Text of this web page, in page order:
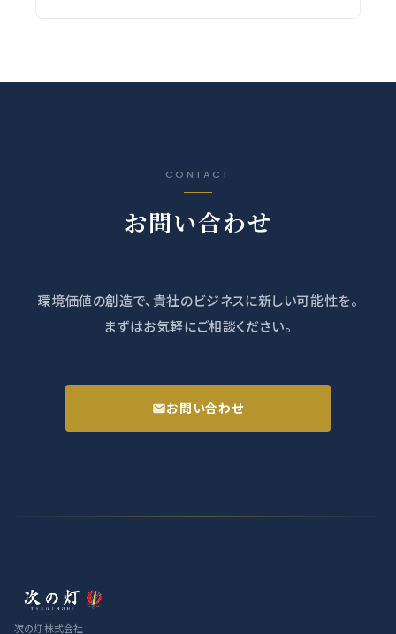
CONTACT
お問い合わせ
環境価値の創造で、貴社のビジネスに新しい可能性を。
まずはお気軽にご相談ください。
お問い合わせ
次の灯株式会社